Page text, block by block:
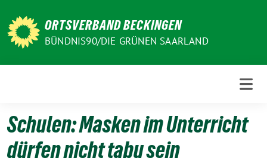
zum
Inhalt
ORTSVERBAND BECKINGEN
BÜNDNIS90/DIE GRÜNEN SAARLAND
Schulen: Masken im Unterricht
dürfen nicht tabu sein